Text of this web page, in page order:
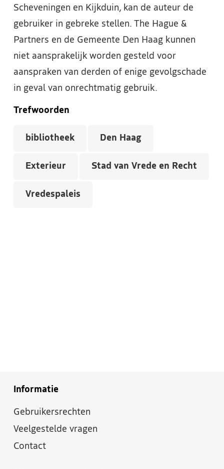
Scheveningen en Kijkduin, kan de auteur de
gebruiker in gebreke stellen. The Hague &
Partners en de Gemeente Den Haag kunnen
niet aansprakelijk worden gesteld voor
aanspraken van derden of enige gevolgschade
in geval van onrechtmatig gebruik.
Trefwoorden
bibliotheek Den Haag
Exterieur Stad van Vrede en Recht
Vredespaleis
Informatie
Gebruikersrechten
Veelgestelde vragen
Contact